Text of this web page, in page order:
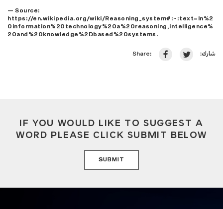
— Source:
https://en.wikipedia.org/wiki/Reasoning_system#:~:text=In%2
0information%20technology%20a%20reasoning,intelligence%
20and%20knowledge%2Dbased%20systems.
Share: شارك:
IF YOU WOULD LIKE TO SUGGEST A
WORD PLEASE CLICK SUBMIT BELOW
SUBMIT